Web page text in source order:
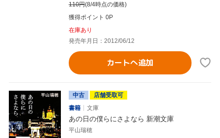
110円(8/4時点の価格)
獲得ポイント 0P
在庫あり
発売年月日：2012/06/12
カートへ追加
中古
店舗受取可
書籍
文庫
あの日の僕らにさよなら 新潮文庫
平山瑞穂